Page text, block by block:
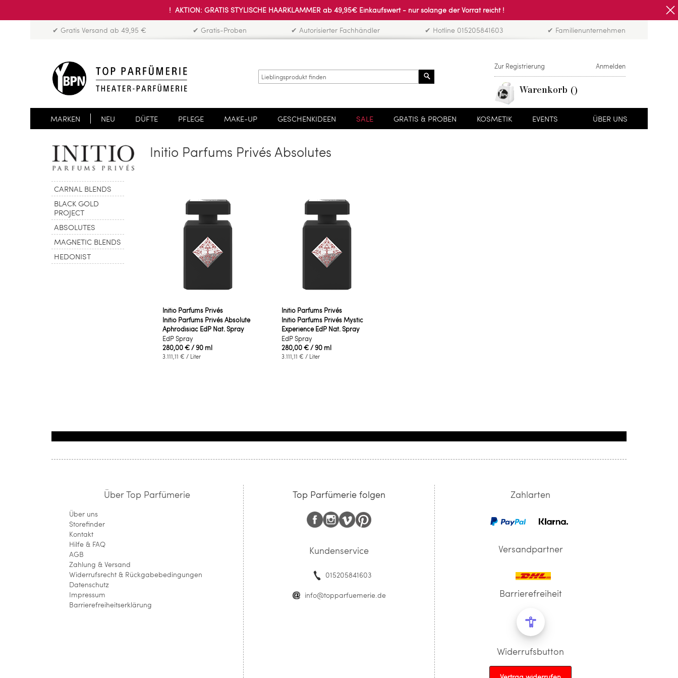
! AKTION: GRATIS STYLISCHE HAARKLAMMER ab 49,95€ Einkaufswert - nur solange der Vorrat reicht !
✔ Gratis Versand ab 49,95 € ✔ Gratis-Proben ✔ Autorisierter Fachhändler ✔ Hotline 015205841603 ✔ Familienunternehmen
Zur Registrierung Anmelden
Warenkorb
MARKEN NEU DÜFTE PFLEGE MAKE-UP GESCHENKIDEEN SALE GRATIS & PROBEN KOSMETIK EVENTS ÜBER UNS
CARNAL BLENDS
BLACK GOLD
PROJECT
ABSOLUTES
MAGNETIC BLENDS
HEDONIST
Initio Parfums Privés Absolutes
Initio Parfums Privés
Initio Parfums Privés Absolute
Aphrodisiac EdP Nat. Spray
EdP Spray
280,00 €/ 90 ml
3.111,11 € / Liter
Initio Parfums Privés
Initio Parfums Privés Mystic
Experience EdP Nat. Spray
EdP Spray
280,00 €/ 90 ml
3.111,11 € / Liter
Über Top Parfümerie
Über uns
Storefinder
Kontakt
Hilfe & FAQ
AGB
Zahlung & Versand
Widerrufsrecht & Rückgabebedingungen
Datenschutz
Impressum
Barrierefreiheitserklärung
Top Parfümerie folgen
Kundenservice
015205841603
info@topparfuemerie.de
Zahlarten
Versandpartner
Barrierefreiheit
Widerrufsbutton